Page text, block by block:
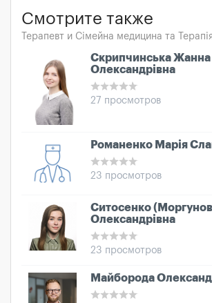
Смотрите также
Терапевт и Сімейна медицина та Терапія
Скрипчинська Жанна
Олександрівна
27 просмотров
Романенко Марія
23 просмотров
Ситосенко
Олександрівна
23 просмотров
Майборода